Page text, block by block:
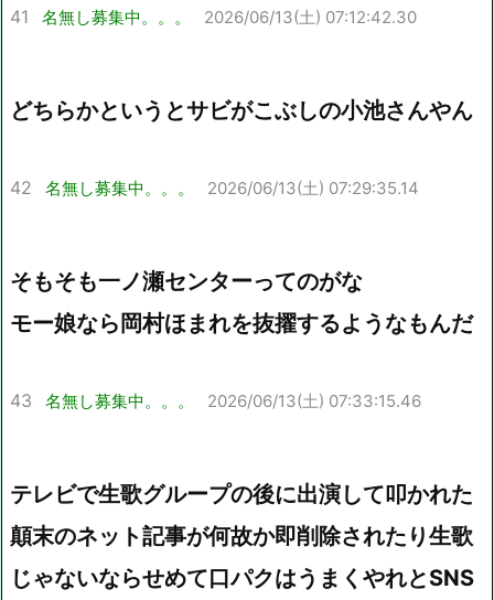
41 名無し募集中。。。 2026/06/13(土) 07:12:42.30
どちらかというとサビがこぶしの小池さんやん
42 名無し募集中。。。 2026/06/13(土) 07:29:35.14
そもそも一ノ瀬センターってのがな
モー娘なら岡村ほまれを抜擢するようなもんだ
43 名無し募集中。。。 2026/06/13(土) 07:33:15.46
テレビで生歌グループの後に出演して叩かれた
顛末のネット記事が何故か即削除されたり生歌
じゃないならせめて口パクはうまくやれとSNS